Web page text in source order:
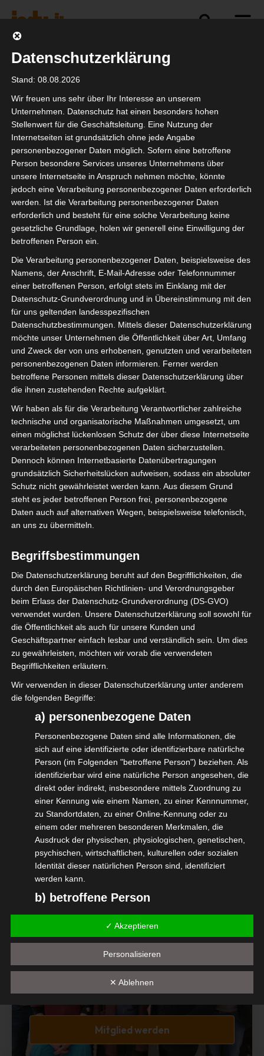
Selbstständigkeit
Reminder: isdv vor Ort:
Marcus Pohl spricht für
die IGVW auf dem Zug
der Liebe.
Reminder:isdv vor Ort:
Marcus Pohl spricht für die IGVW auf dem
Zug der Liebe.
Samstag geht es mit uns beim @Zug der
Liebe
(https://www.facebook.com/zugderliebe )
durch Berlin. Seid Ihr dabei? Wir würden uns
freuen ein paar bekannte Gesichter zu
sehen.
Mehr Infos findet Ihr unter:
https://www.facebook.com/events/
Diesen Beitrag teilen
Mitglied Werden
Interessengemeinschaft der
selbständigen DienstleisterInnen in der
Veranstaltungswirtschaft e.V.
Mitglied werden
Datenschutzerklärung
Stand: 08.08.2026
Wir freuen uns sehr über Ihr Interesse an unserem
Unternehmen. Datenschutz hat einen besonders hohen
Stellenwert für die Geschäftsleitung. Eine Nutzung der
Internetseiten ist grundsätzlich ohne jede Angabe
personenbezogener Daten möglich. Sofern eine betroffene
Person besondere Services unseres Unternehmens über
unsere Internetseite in Anspruch nehmen möchte, könnte
jedoch eine Verarbeitung personenbezogener Daten erforderlich
werden. Ist die Verarbeitung personenbezogener Daten
erforderlich und besteht für eine solche Verarbeitung keine
gesetzliche Grundlage, holen wir generell eine Einwilligung der
betroffenen Person ein.
Die Verarbeitung personenbezogener Daten, beispielsweise des
Namens, der Anschrift, E-Mail-Adresse oder Telefonnummer
einer betroffenen Person, erfolgt stets im Einklang mit der
Datenschutz-Grundverordnung und in Übereinstimmung mit den
für uns geltenden landesspezifischen
Datenschutzbestimmungen. Mittels dieser Datenschutzerklärung
möchte unser Unternehmen die Öffentlichkeit über Art, Umfang
und Zweck der von uns erhobenen, genutzten und verarbeiteten
personenbezogenen Daten informieren. Ferner werden
betroffene Personen mittels dieser Datenschutzerklärung über
die ihnen zustehenden Rechte aufgeklärt.
Wir haben als für die Verarbeitung Verantwortlicher zahlreiche
technische und organisatorische Maßnahmen umgesetzt, um
einen möglichst lückenlosen Schutz der über diese Internetseite
verarbeiteten personenbezogenen Daten sicherzustellen.
Dennoch können Internetbasierte Datenübertragungen
grundsätzlich Sicherheitslücken aufweisen, sodass ein absoluter
Schutz nicht gewährleistet werden kann. Aus diesem Grund
steht es jeder betroffenen Person frei, personenbezogene
Daten auch auf alternativen Wegen, beispielsweise telefonisch,
an uns zu übermitteln.
Begriffsbestimmungen
Die Datenschutzerklärung beruht auf den Begrifflichkeiten, die
durch den Europäischen Richtlinien- und Verordnungsgeber
beim Erlass der Datenschutz-Grundverordnung (DS-GVO)
verwendet wurden. Unsere Datenschutzerklärung soll sowohl für
die Öffentlichkeit als auch für unsere Kunden und
Geschäftspartner einfach lesbar und verständlich sein. Um dies
zu gewährleisten, möchten wir vorab die verwendeten
Begrifflichkeiten erläutern.
Wir verwenden in dieser Datenschutzerklärung unter anderem
die folgenden Begriffe:
a) personenbezogene Daten
Personenbezogene Daten sind alle Informationen, die
sich auf eine identifizierte oder identifizierbare natürliche
Person (im Folgenden "betroffene Person") beziehen. Als
identifizierbar wird eine natürliche Person angesehen, die
direkt oder indirekt, insbesondere mittels Zuordnung zu
einer Kennung wie einem Namen, zu einer Kennnummer,
zu Standortdaten, zu einer Online-Kennung oder zu
einem oder mehreren besonderen Merkmalen, die
Ausdruck der physischen, physiologischen, genetischen,
psychischen, wirtschaftlichen, kulturellen oder sozialen
Identität dieser natürlichen Person sind, identifiziert
werden kann.
b) betroffene Person
Betroffene Person ist jede identifizierte oder
identifizierbare natürliche Person, deren
personenbezogene Daten von dem für die Verarbeitung
Verantwortlichen verarbeitet werden.
c) Verarbeitung
Verarbeitung ist jeder mit oder ohne Hilfe automatisierter
Verfahren ausgeführte Vorgang oder jede solche
personenbezogenen Daten wie das Erheben, das
Erfassen, die Organisation, das Ordnen, die Speicherung,
✓ Akzeptieren
Personalisieren
✕ Ablehnen